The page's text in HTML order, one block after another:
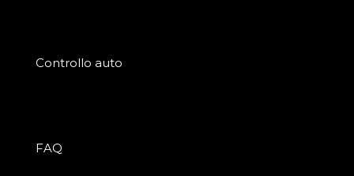
Controllo auto
FAQ